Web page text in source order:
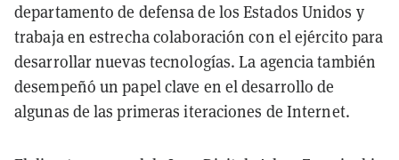
departamento de defensa de los Estados Unidos y
trabaja en estrecha colaboración con el ejército para
desarrollar nuevas tecnologías. La agencia también
desempeñó un papel clave en el desarrollo de
algunas de las primeras iteraciones de Internet.